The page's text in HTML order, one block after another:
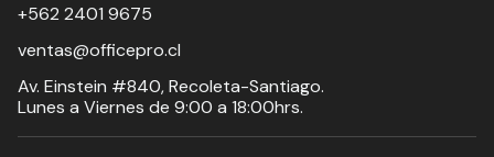
+562 2401 9675
ventas@officepro.cl
Av. Einstein #840, Recoleta-Santiago.
Lunes a Viernes de 9:00 a 18:00hrs.